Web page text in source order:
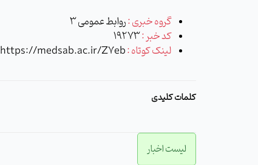
گروه خبری :روابط عمومی 3
کد خبر :19273
لینک کوتاه :https://medsab.ac.ir/Z7eb
کلمات کلیدی
لیست اخبار